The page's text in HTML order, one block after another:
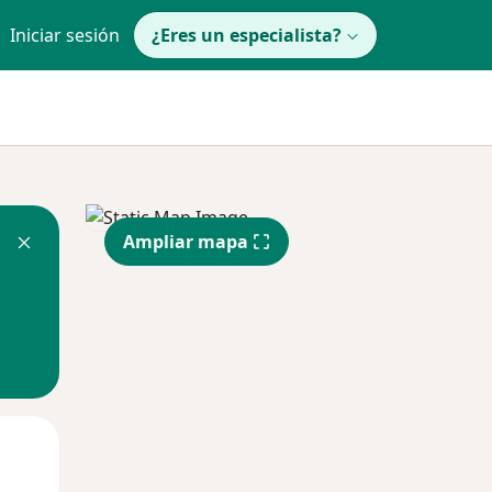
Iniciar sesión ¿Eres un especialista?
Ampliar mapa